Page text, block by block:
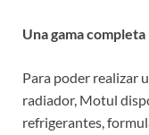
Una gama
Para poder realizar
radiador, Motul
refrigerantes,